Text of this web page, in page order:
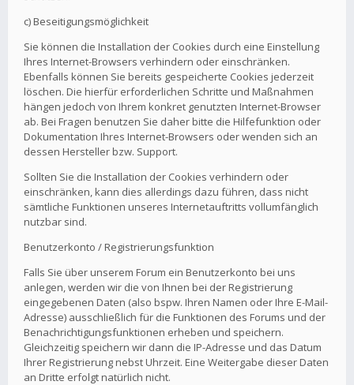
c) Beseitigungsmöglichkeit
Sie können die Installation der Cookies durch eine Einstellung
Ihres Internet-Browsers verhindern oder einschränken.
Ebenfalls können Sie bereits gespeicherte Cookies jederzeit
löschen. Die hierfür erforderlichen Schritte und Maßnahmen
hängen jedoch von Ihrem konkret genutzten Internet-Browser
ab. Bei Fragen benutzen Sie daher bitte die Hilfefunktion oder
Dokumentation Ihres Internet-Browsers oder wenden sich an
dessen Hersteller bzw. Support.
Sollten Sie die Installation der Cookies verhindern oder
einschränken, kann dies allerdings dazu führen, dass nicht
sämtliche Funktionen unseres Internetauftritts vollumfänglich
nutzbar sind.
Benutzerkonto / Registrierungsfunktion
Falls Sie über unserem Forum ein Benutzerkonto bei uns
anlegen, werden wir die von Ihnen bei der Registrierung
eingegebenen Daten (also bspw. Ihren Namen oder Ihre E-Mail-
Adresse) ausschließlich für die Funktionen des Forums und der
Benachrichtigungsfunktionen erheben und speichern.
Gleichzeitig speichern wir dann die IP-Adresse und das Datum
Ihrer Registrierung nebst Uhrzeit. Eine Weitergabe dieser Daten
an Dritte erfolgt natürlich nicht.